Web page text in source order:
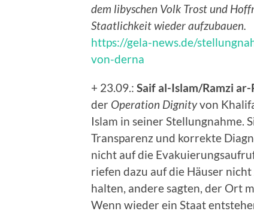
dem libyschen Volk Trost und
Staatlichkeit wieder aufzubauen.
https://gela-news.de/
von-derna
+ 23.09.: Saif al-Islam/Ramzi ar-
der Operation Dignityvon
Islam in seiner Stellungnahme.
Transparenz und korrekte
nicht auf die
riefen dazu auf die Häuser
halten, andere sagten, der Ort
Wenn wieder ein Staat